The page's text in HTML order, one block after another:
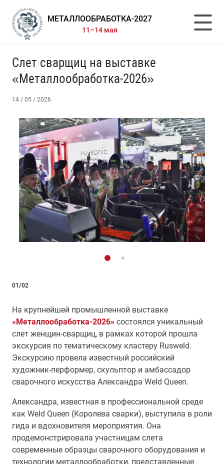
МЕТАЛЛООБРАБОТКА-2027
11–14 мая
Слет сварщиц на выставке
«Металлообработка-2026»
14 / 05 / 2026
01/02
На крупнейшей промышленной выставке
«Металлообработка-2026» состоялся уникальный
слет женщин-сварщиц, в рамках которой прошла
экскурсия по тематическому кластеру Rusweld.
Экскурсию провела известный российский
художник-перформер, скульптор и амбассадор
сварочного искусства Александра Weld Queen.
Александра, известная в профессиональной среде
как Weld Queen (Королева сварки), выступила в роли
гида и вдохновителя мероприятия. Она
продемонстрировала участницам слета
современные образцы сварочного оборудования и
технологии металлообработки, представленные